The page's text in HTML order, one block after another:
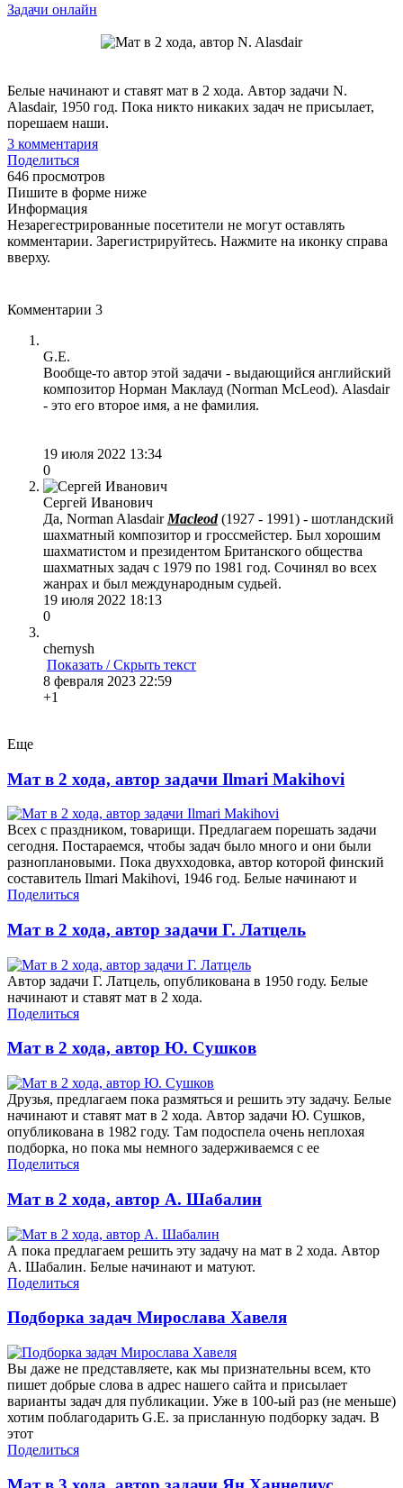
Задачи онлайн
Белые начинают и ставят мат в 2 хода. Автор задачи N.
Alasdair, 1950 год. Пока никто никаких задач не присылает,
порешаем наши.
3 комментария
Поделиться
646 просмотров
Пишите в форме ниже
Информация
Незарегестрированные посетители не могут оставлять
комментарии. Зарегистрируйтесь. Нажмите на иконку справа
вверху.
Комментарии 3
G.E.
Вообще-то автор этой задачи - выдающийся английский
композитор Норман Маклауд (Norman McLeod). Alasdair
- это его второе имя, а не фамилия.
19 июля 2022 13:34
0
Сергей Иванович
Да, Norman Alasdair Macleod(1927 - 1991) - шотландский
шахматный композитор и гроссмейстер. Был хорошим
шахматистом и президентом Британского общества
шахматных задач с 1979 по 1981 год. Сочинял во всех
жанрах и был международным судьей.
19 июля 2022 18:13
0
chernysh
Показать / Скрыть текст
8 февраля 2023 22:59
+1
Еще
Мат в 2 хода, автор задачи Ilmari Makihovi
Всех с праздником, товарищи. Предлагаем порешать задачи
сегодня. Постараемся, чтобы задач было много и они были
разноплановыми. Пока двухходовка, автор которой финский
составитель Ilmari Makihovi, 1946 год. Белые начинают и
Поделиться
Мат в 2 хода, автор задачи Г. Латцель
Автор задачи Г. Латцель, опубликована в 1950 году. Белые
начинают и ставят мат в 2 хода.
Поделиться
Мат в 2 хода, автор Ю. Сушков
Друзья, предлагаем пока размяться и решить эту задачу. Белые
начинают и ставят мат в 2 хода. Автор задачи Ю. Сушков,
опубликована в 1982 году. Там подоспела очень неплохая
подборка, но пока мы немного задерживаемся с ее
Поделиться
Мат в 2 хода, автор А. Шабалин
А пока предлагаем решить эту задачу на мат в 2 хода. Автор
А. Шабалин. Белые начинают и матуют.
Поделиться
Подборка задач Мирослава Хавеля
Вы даже не представляете, как мы признательны всем, кто
пишет добрые слова в адрес нашего сайта и присылает
варианты задач для публикации. Уже в 100-ый раз (не меньше)
хотим поблагодарить G.E. за присланную подборку задач. В
этот
Поделиться